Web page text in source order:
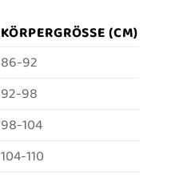
KÖRPERGRÖSSE (CM)
86-92
92-98
98-104
104-110